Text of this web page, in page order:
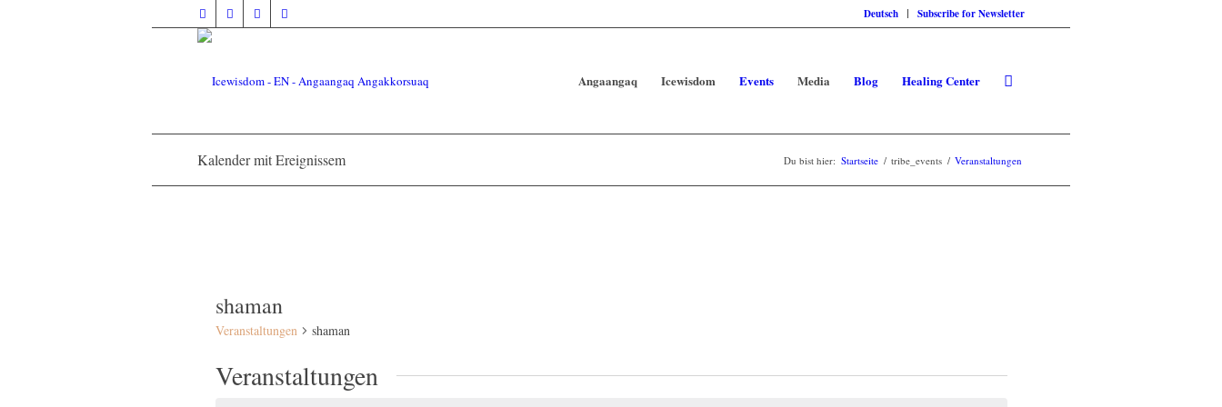
Deutsch Subscribe for Newsletter
Angaangaq Icewisdom Events Media Blog Healing Center
Kalender mit Ereignissem Du bist hier: Startseite / tribe_events / Veranstaltungen
shaman
Veranstaltungen shaman
Veranstaltungen